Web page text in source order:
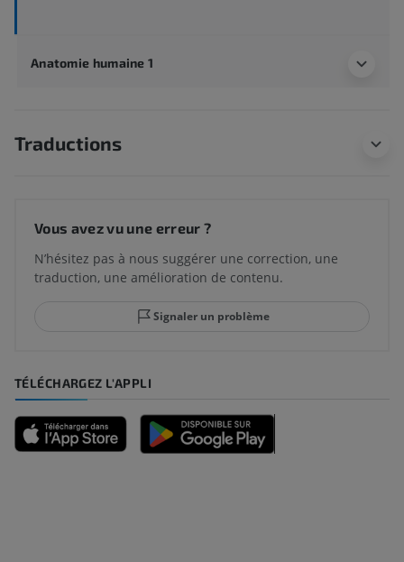
Anatomie humaine 1
Traductions
Vous avez vu une erreur ?
N’hésitez pas à nous suggérer une correction, une
traduction, une amélioration de contenu.
Signaler un problème
TÉLÉCHARGEZ L'APPLI